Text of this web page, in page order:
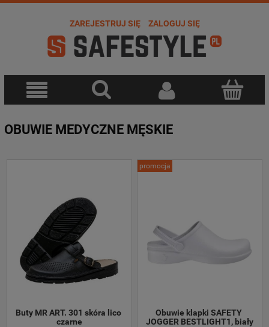
ZAREJESTRUJ SIĘ ZALOGUJ SIĘ
OBUWIE MEDYCZNE MĘSKIE
Buty MR ART. 301 skóra lico
czarne
Obuwie klapki SAFETY
JOGGER BESTLIGHT1, biały
promocja